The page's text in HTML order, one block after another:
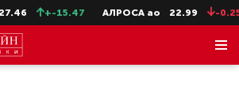
+-15.47 АЛРОСА ао 22.99 -0.25